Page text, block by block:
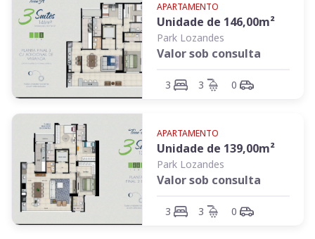
APARTAMENTO
Unidade de 146,00m²
Park Lozandes
Valor sob consulta
3 3 0
APARTAMENTO
Unidade de 139,00m²
Park Lozandes
Valor sob consulta
3 3 0